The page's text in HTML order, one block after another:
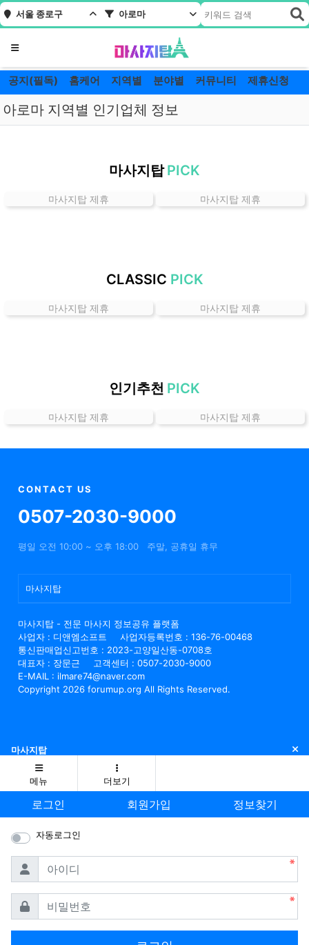
서울 종로구 아로마
메뉴
공지(필독) 홈케어 지역별 분야별 커뮤니티 제휴신청
아로마 지역별 인기업체 정보
구
곳
인
보
마사지탑 PICK
마사지탑 제휴 마사지탑 제휴
CLASSIC PICK
마사지탑 제휴 마사지탑 제휴
인기추천 PICK
마사지탑 제휴 마사지탑 제휴
CONTACT US
0507-2030-9000
평일 오전 10:00 ~ 오후 18:00 주말, 공휴일 휴무
마사지탑
마사지탑 - 전문 마사지 정보공유 플랫폼
사업자 : 디앤엠소프트
사업자등록번호 : 136-76-00468
통신판매업신고번호 : 2023-고양일산동-0708호
대표자 : 장문근
고객센터 : 0507-2030-9000
E-MAIL : ilmare74@naver.com
Copyright 2026 forumup.org All Rights Reserved.
마사지탑 닫
메뉴 더보기
로그인 회원가입 정보찾기
자동로그인
아이디
비밀번호